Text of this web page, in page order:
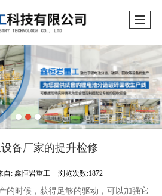
备厂家的提升检修
自: 鑫恒岩重工 浏览次数:1872
的时候，获得足够的驱动，可以加强它